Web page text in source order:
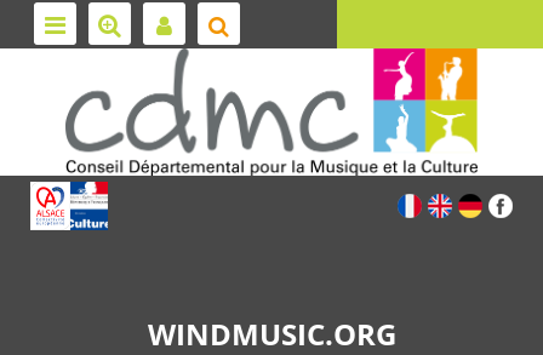
WINDMUSIC.ORG